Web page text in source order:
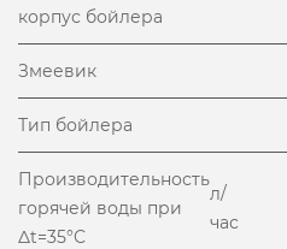
корпус бойлера
Змеевик
Тип бойлера
Производительность
горячей воды при
Δt=35°С
л/
час